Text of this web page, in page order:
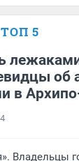
ТОП 5
об
в
Владельцы